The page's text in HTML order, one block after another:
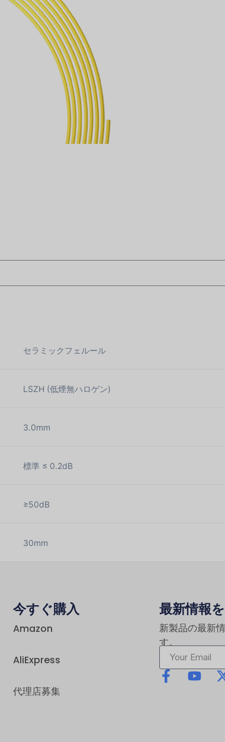
セラミックフェルール
LSZH (低煙無ハロゲン)
3.0mm
標準 ≤ 0.2dB
≥50dB
30mm
今すぐ購入
Amazon
AliExpress
代理店募集
最新情報
新製品の最新
す。